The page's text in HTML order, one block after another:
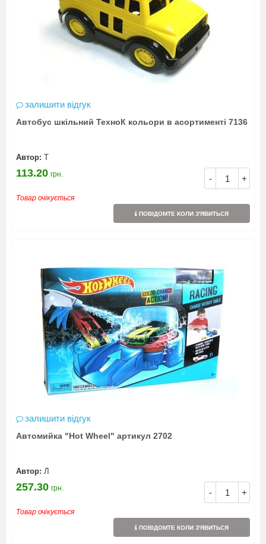
залишити відгук
Автобус шкільний ТехноК кольори в асортименті 7136
Автор: Т
- +
113.20 грн.
Товар очікується
ПОВІДОМТЕ КОЛИ З'ЯВИТЬСЯ
залишити відгук
Автомийка "Hot Wheel" артикул 2702
Автор: Л
- +
257.30 грн.
Товар очікується
ПОВІДОМТЕ КОЛИ З'ЯВИТЬСЯ